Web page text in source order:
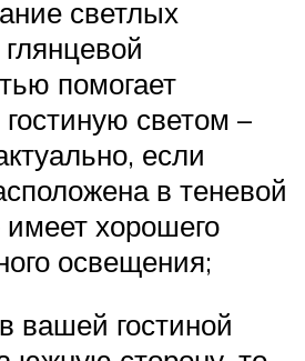
светлых
помогает
светом –
если
в теневой
имеет хорошего
освещения;
вашей гостиной